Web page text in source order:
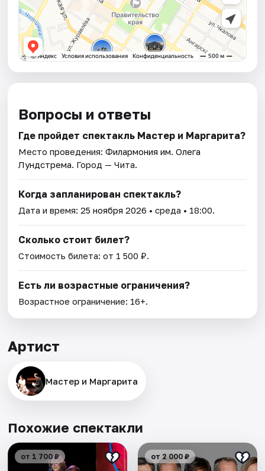
Вопросы и ответы
Где пройдет спектакль Мастер и Маргарита?
Место проведения:Филармония им. Олега
Лундстрема. Город — Чита.
Когда запланирован спектакль?
Дата и время:25 ноября 2026 • среда • 18:00.
Сколько стоит билет?
Стоимость билета: от 1 500 ₽.
Есть ли возрастные ограничения?
Возрастное ограничение: 16+.
Артист
Мастер и Маргарита
Похожие спектакли
от 1 700 ₽ от 2 000 ₽